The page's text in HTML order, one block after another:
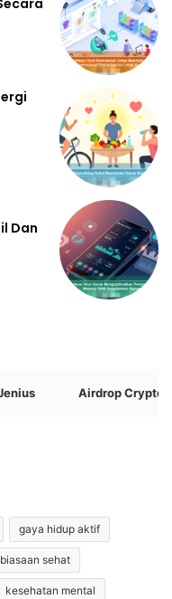
Dan
Airdrop Crypto
gaya hidup aktif
sehat
kesehatan mental